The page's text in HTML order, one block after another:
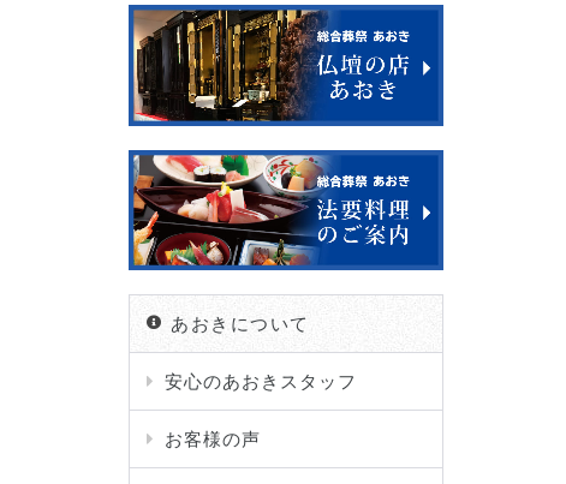
あおきについて
安心のあおきスタッフ
お客様の声